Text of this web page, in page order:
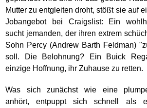
Mutter zu entgleiten droht, stößt sie auf
Jobangebot bei Craigslist: Ein
sucht jemanden, der ihren extrem
Sohn Percy (Andrew Barth Feldman)
soll. Die Belohnung? Ein Buick
einzige Hoffnung, ihr Zuhause zu retten.
Was sich zunächst wie eine
anhört, entpuppt sich schnell als